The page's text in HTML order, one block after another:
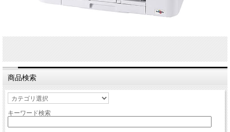
商品検索
キーワード検索